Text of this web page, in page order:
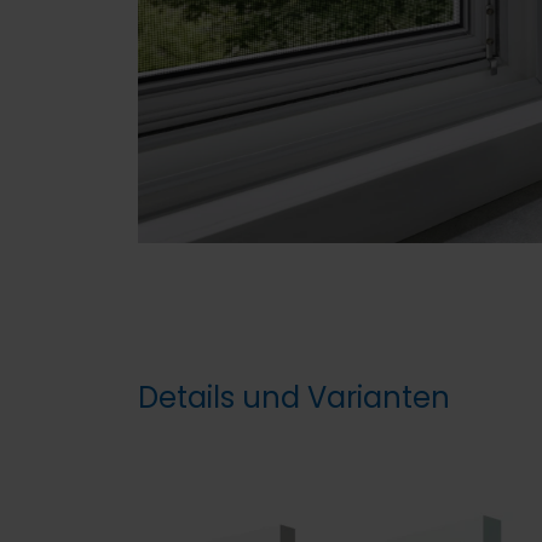
Details und Varianten